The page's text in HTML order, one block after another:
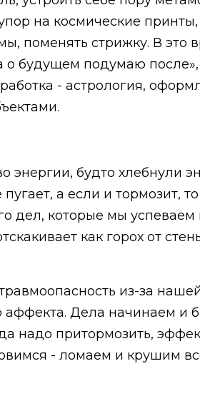
на космические
поменять стрижку. В это
о будущем подумаю
- астрология,
будто хлебнули
а если и тормозит,
дел, которые мы успеваем
как горох от
из-за
Дела начинаем и
надо притормозить,
- ломаем и крушим